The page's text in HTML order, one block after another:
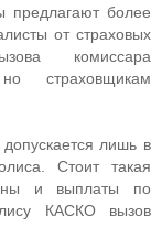
предлагают более
от страховых
комиссара
страховщикам
лишь в
Стоит такая
и выплаты по
КАСКО вызов